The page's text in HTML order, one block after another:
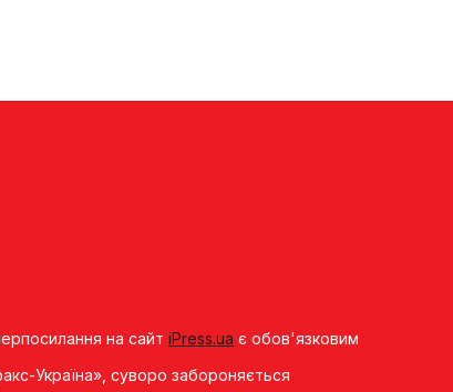
на сайт iPress.ua є обов'язковим
Україна», суворо забороняється